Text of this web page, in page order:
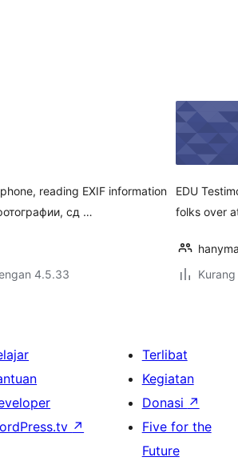
reading EXIF information
сд …
4.5.33
EDU
folks over
↗
Terlibat
Kegiatan
Donasi ↗
Five for the
Future